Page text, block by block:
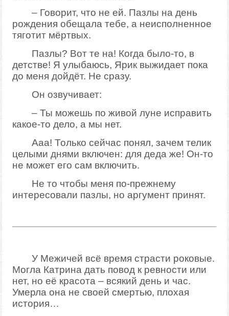
– Говорит, что не ей. Пазлы на день
рождения обещала тебе, а неисполненное
тяготит мёртвых.
Пазлы? Вот те на! Когда было-то, в
детстве! Я улыбаюсь, Ярик выжидает пока
до меня дойдёт. Не сразу.
Он озвучивает:
– Ты можешь по живой луне исправить
какое-то дело, а мы нет.
Ааа! Только сейчас понял, зачем телик
целыми днями включен: для деда же! Он-то
не может его сам включить.
Не то чтобы меня по-прежнему
интересовали пазлы, но аргумент принят.
У Межичей всё время страсти роковые.
Могла Катрина дать повод к ревности или
нет, но её красота – всякий день и час.
Умерла она не своей смертью, плохая
история…